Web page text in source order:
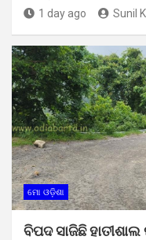
1 day ago Sunil
ମୋ ଓଡ଼ିଶା
ବିପଦ ସାଜିଛି ହାତୀଶାଲ